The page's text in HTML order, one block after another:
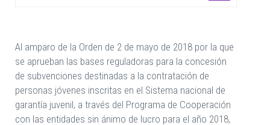
Al amparo de la Orden de 2 de mayo de 2018 por la que
se aprueban las bases reguladoras para la concesión
de subvenciones destinadas a la contratación de
personas jóvenes inscritas en el Sistema nacional de
garantía juvenil, a través del Programa de Cooperación
con las entidades sin ánimo de lucro para el año 2018,